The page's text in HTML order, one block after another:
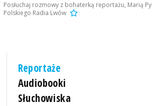
Posłuchaj rozmowy z bohaterką reportażu, Marią
Polskiego Radia Lwów
Reportaże
Audiobooki
Słuchowiska